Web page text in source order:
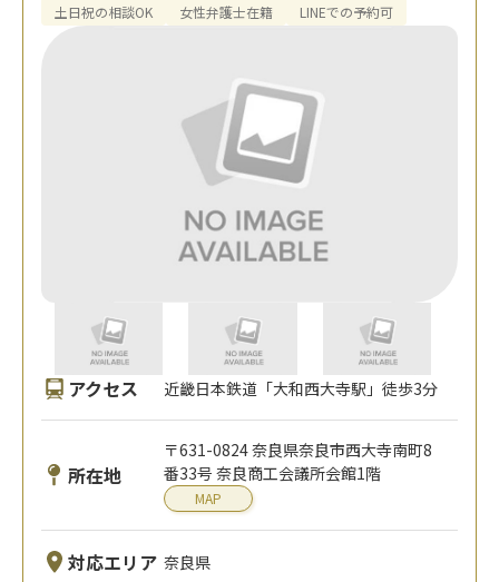
土日祝の相談OK 女性弁護士在籍 LINEでの予約可
アクセス 近畿日本鉄道「大和西大寺駅」徒歩3分
所在地
〒631-0824 奈良県奈良市西大寺南町8
番33号 奈良商工会議所会館1階
MAP
対応エリア 奈良県